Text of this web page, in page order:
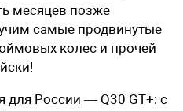
месяцев позже
самые продвинутые
колес и прочей
для России — Q30 GT+: с